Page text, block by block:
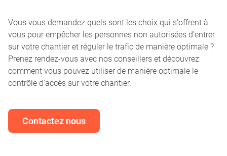
Vous vous demandez quels sont les choix qui s'offrent à
vous pour empêcher les personnes non autorisées d'entrer
sur votre chantier et réguler le trafic de manière optimale ?
Prenez rendez-vous avec nos conseillers et découvrez
comment vous pouvez utiliser de manière optimale le
contrôle d'accès sur votre chantier.
Contactez nous